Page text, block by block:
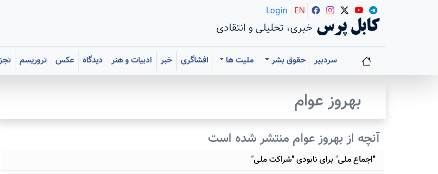
کابل پرس خبری، تحلیلی و انتقادی
Login EN
سردبیر حقوق بشر ملیت ها افشاگری خبر ادبیات و هنر دیدگاه عکس تروریسم
بهروز عوام
آنچه از بهروز عوام منتشر شده است
"اجماع ملی" برای نابودی "شراکت ملی"